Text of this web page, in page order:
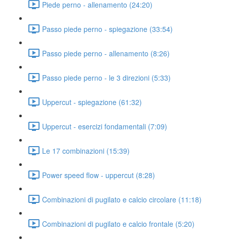
Piede perno - allenamento (24:20)
Passo piede perno - spiegazione (33:54)
Passo piede perno - allenamento (8:26)
Passo piede perno - le 3 direzioni (5:33)
Uppercut - spiegazione (61:32)
Uppercut - esercizi fondamentali (7:09)
Le 17 combinazioni (15:39)
Power speed flow - uppercut (8:28)
Combinazioni di pugilato e calcio circolare (11:18)
Combinazioni di pugilato e calcio frontale (5:20)